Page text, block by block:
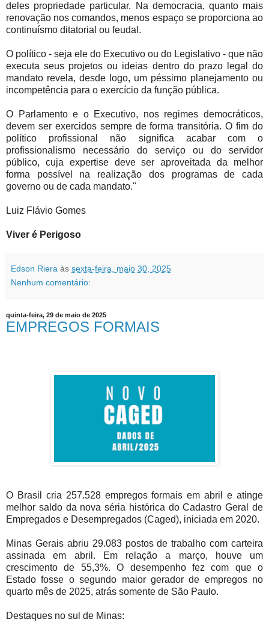
deles propriedade particular. Na democracia, quanto mais
renovação nos comandos, menos espaço se proporciona ao
continuísmo ditatorial ou feudal.
O político - seja ele do Executivo ou do Legislativo - que não
executa seus projetos ou ideias dentro do prazo legal do
mandato revela, desde logo, um péssimo planejamento ou
incompetência para o exercício da função pública.
O Parlamento e o Executivo, nos regimes democráticos,
devem ser exercidos sempre de forma transitória. O fim do
político profissional não significa acabar com o
profissionalismo necessário do serviço ou do servidor
público, cuja expertise deve ser aproveitada da melhor
forma possível na realização dos programas de cada
governo ou de cada mandato."
Luiz Flávio Gomes
Viver é Perigoso
Edson Riera às sexta-feira, maio 30, 2025
Nenhum comentário:
quinta-feira, 29 de maio de 2025
EMPREGOS FORMAIS
O Brasil cria 257.528 empregos formais em abril e atinge
melhor saldo da nova séria histórica do Cadastro Geral de
Empregados e Desempregados (Caged), iniciada em 2020.
Minas Gerais abriu 29.083 postos de trabalho com carteira
assinada em abril. Em relação a março, houve um
crescimento de 55,3%. O desempenho fez com que o
Estado fosse o segundo maior gerador de empregos no
quarto mês de 2025, atrás somente de São Paulo.
Destaques no sul de Minas: